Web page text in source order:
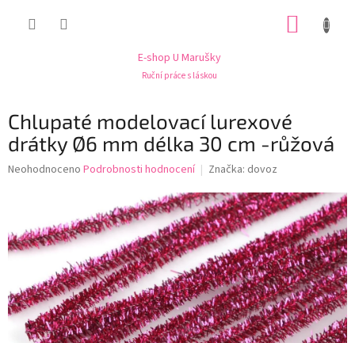
E-shop U Marušky
Ruční práce s láskou
Chlupaté modelovací lurexové
drátky Ø6 mm délka 30 cm -růžová
Průměrné
0,0
z
5
hvězdiček.
Neohodnoceno Podrobnosti hodnocení Značka: dovoz